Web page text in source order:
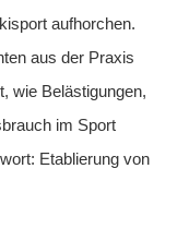
aufhorchen.
aus der Praxis
wie Belästigungen,
im Sport
Etablierung von